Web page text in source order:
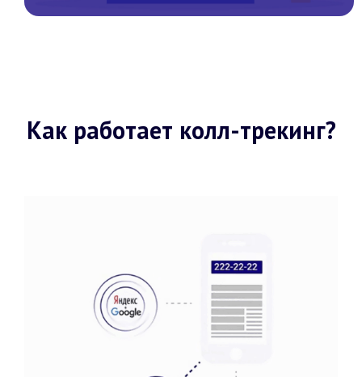
Как работает колл-трекинг?